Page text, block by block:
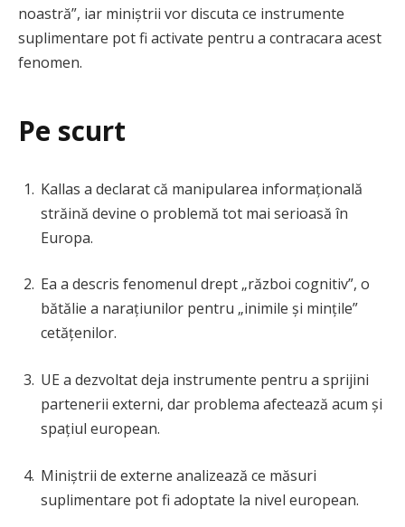
noastră”, iar miniștrii vor discuta ce instrumente
suplimentare pot fi activate pentru a contracara acest
fenomen.
Pe scurt
Kallas a declarat că manipularea informațională
străină devine o problemă tot mai serioasă în
Europa.
Ea a descris fenomenul drept „război cognitiv”, o
bătălie a narațiunilor pentru „inimile și mințile”
cetățenilor.
UE a dezvoltat deja instrumente pentru a sprijini
partenerii externi, dar problema afectează acum și
spațiul european.
Miniștrii de externe analizează ce măsuri
suplimentare pot fi adoptate la nivel european.